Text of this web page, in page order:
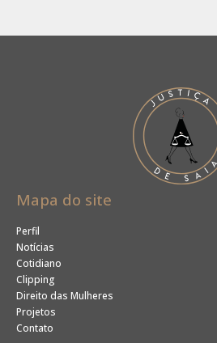
Mapa do site
Perfil
Notícias
Cotidiano
Clipping
Direito das Mulheres
Projetos
Contato